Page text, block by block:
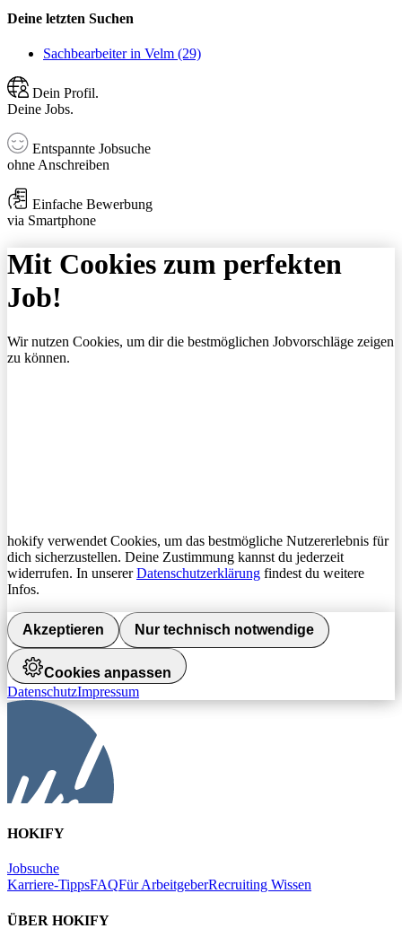
Deine letzten Suchen
Sachbearbeiter in Velm (29)
Dein Profil.
Deine Jobs.
Entspannte Jobsuche
ohne Anschreiben
Einfache Bewerbung
via Smartphone
Mit Cookies zum perfekten
Job!
Wir nutzen Cookies, um dir die bestmöglichen Jobvorschläge zeigen
zu können.
hokify verwendet Cookies, um das bestmögliche Nutzererlebnis für
dich sicherzustellen. Deine Zustimmung kannst du jederzeit
widerrufen. In unsererDatenschutzerklärung findest du weitere
Infos.
Akzeptieren Nur technisch notwendige
Cookies anpassen
DatenschutzImpressum
HOKIFY
Jobsuche
Karriere-TippsFAQFür ArbeitgeberRecruiting Wissen
ÜBER HOKIFY